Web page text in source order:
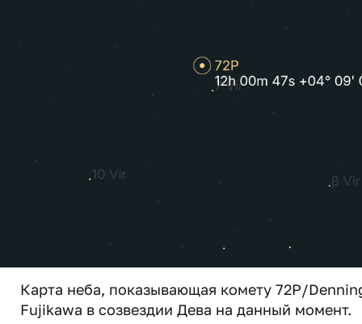
Карта неба, показывающая комету 72P/
Fujikawa в созвездии Дева на данный момент.